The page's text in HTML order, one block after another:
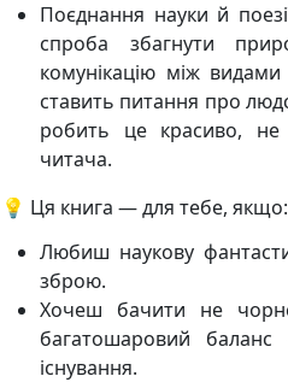
Поєднання науки й
спроба збагнути
комунікацію між
ставить питання про
робить це красиво, не
читача.
💡 Ця книга — для тебе, якщо:
Любиш наукову
зброю.
Хочеш бачити не
багатошаровий
існування.